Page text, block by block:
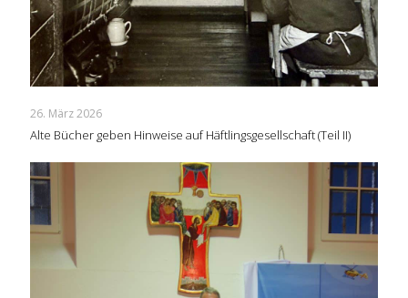
26. März 2026
Alte Bücher geben Hinweise auf Häftlingsgesellschaft (Teil II)